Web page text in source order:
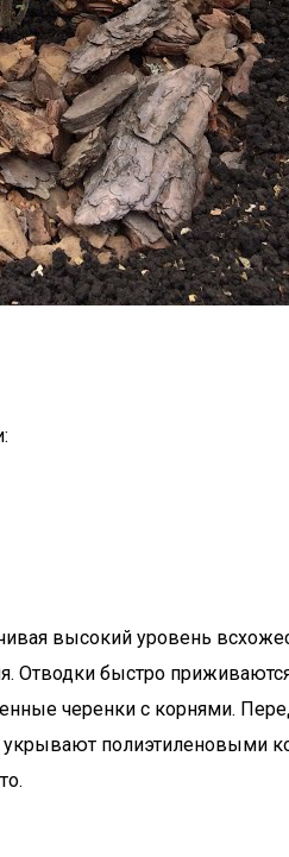
высокий уровень
Отводки быстро
черенки с корнями.
полиэтиленовыми